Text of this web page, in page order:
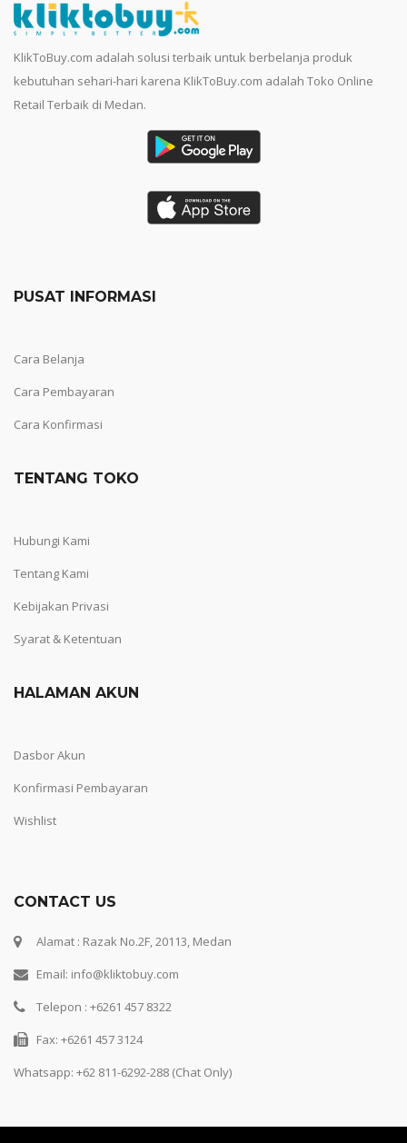
KlikToBuy.com adalah solusi terbaik untuk berbelanja produk
kebutuhan sehari-hari karena KlikToBuy.com adalah Toko Online
Retail Terbaik di Medan.
PUSAT INFORMASI
Cara Belanja
Cara Pembayaran
Cara Konfirmasi
TENTANG TOKO
Hubungi Kami
Tentang Kami
Kebijakan Privasi
Syarat & Ketentuan
HALAMAN AKUN
Dasbor Akun
Konfirmasi Pembayaran
Wishlist
CONTACT US
Alamat : Razak No.2F, 20113, Medan
Email: info@kliktobuy.com
Telepon : +6261 457 8322
Fax: +6261 457 3124
Whatsapp: +62 811-6292-288 (Chat Only)